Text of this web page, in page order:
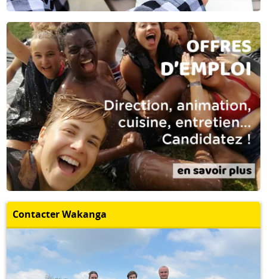
Contacter Wakanga